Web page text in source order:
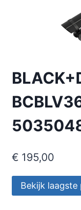
€ 195,00
Bekijk laagste